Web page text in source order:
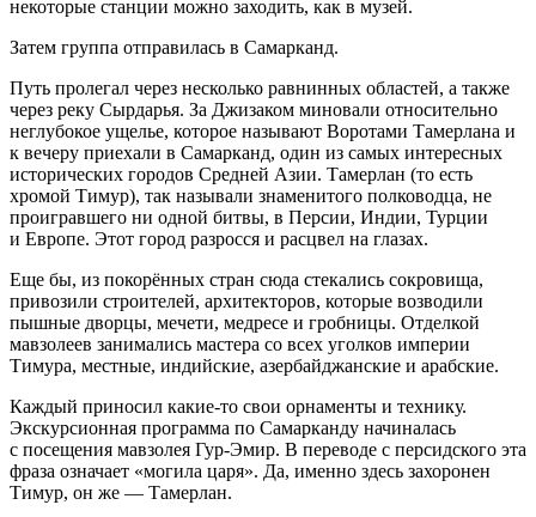
некоторые станции можно заходить, как в музей.
Затем группа отправилась в Самарканд.
Путь пролегал через несколько равнинных областей, а также
через реку Сырдарья. За Джизаком миновали относительно
неглубокое ущелье, которое называют Воротами Тамерлана и
к вечеру приехали в Самарканд, один из самых интересных
исторических городов Средней Азии. Тамерлан (то есть
хромой Тимур), так называли знаменитого полководца, не
проигравшего ни одной битвы, в Персии, Индии, Турции
и Европе. Этот город разросся и расцвел на глазах.
Еще бы, из покорённых стран сюда стекались сокровища,
привозили строителей, архитекторов, которые возводили
пышные дворцы, мечети, медресе и гробницы. Отделкой
мавзолеев занимались мастера со всех уголков империи
Тимура, местные, индийские, азербайджанские и арабские.
Каждый приносил какие-то свои орнаменты и технику.
Экскурсионная программа по Самарканду начиналась
с посещения мавзолея Гур-Эмир. В переводе с персидского эта
фраза означает «могила царя». Да, именно здесь захоронен
Тимур, он же — Тамерлан.